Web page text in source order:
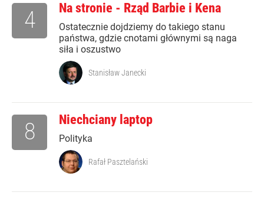
Na stronie - Rząd Barbie i Kena
Ostatecznie dojdziemy do takiego stanu
państwa, gdzie cnotami głównymi są naga
siła i oszustwo
4
Stanisław Janecki
Niechciany laptop
Polityka
8
Rafał Pasztelański